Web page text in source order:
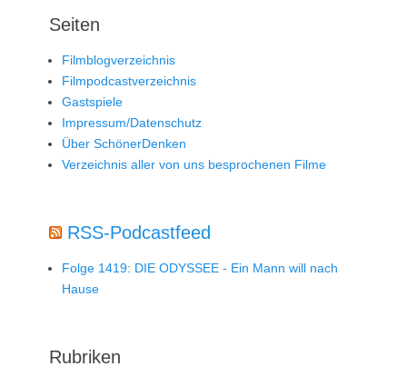
Seiten
Filmblogverzeichnis
Filmpodcastverzeichnis
Gastspiele
Impressum/Datenschutz
Über SchönerDenken
Verzeichnis aller von uns besprochenen Filme
RSS-Podcastfeed
Folge 1419: DIE ODYSSEE - Ein Mann will nach
Hause
Rubriken